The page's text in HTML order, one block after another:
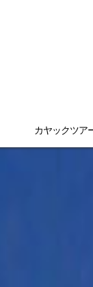
カヤックツア